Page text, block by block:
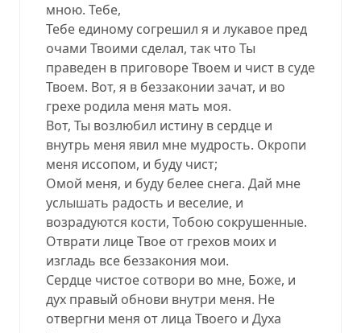
мною. Тебе,
Тебе единому согрешил я и лукавое пред
очами Твоими сделал, так что Ты
праведен в приговоре Твоем и чист в суде
Твоем. Вот, я в беззаконии зачат, и во
грехе родила меня мать моя.
Вот, Ты возлюбил истину в сердце и
внутрь меня явил мне мудрость. Окропи
меня иссопом, и буду чист;
Омой меня, и буду белее снега. Дай мне
услышать радость и веселие, и
возрадуются кости, Тобою сокрушенные.
Отврати лице Твое от грехов моих и
изгладь все беззакония мои.
Сердце чистое сотвори во мне, Боже, и
дух правый обнови внутри меня. Не
отвергни меня от лица Твоего и Духа